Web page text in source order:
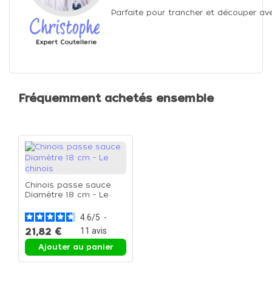
Parfaite pour trancher et découper
Fréquemment achetés ensemble
Chinois passe sauce
Diamètre 18 cm - Le
4.6/5 -
11 avis
21,82 €
Ajouter au panier